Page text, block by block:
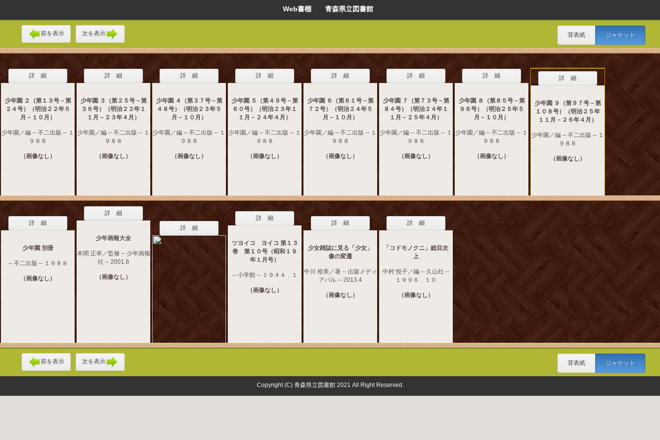
Web書棚 青森県立図書館
前を表示 次を表示 背表紙 ジャケット
詳 細
少年園 ２（第１３号－第
２４号）（明治２２年５
月－１０月）
少年園／編 -- 不二出版 -- １
９８８
（画像なし）
詳 細
少年園 ３（第２５号－第
３６号）（明治２２年１
１月－２３年４月）
少年園／編 -- 不二出版 -- １
９８８
（画像なし）
詳 細
少年園 ４（第３７号－第
４８号）（明治２３年５
月－１０月）
少年園／編 -- 不二出版 -- １
９８８
（画像なし）
詳 細
少年園 ５（第４９号－第
６０号）（明治２３年１
１月－２４年４月）
少年園／編 -- 不二出版 -- １
９８８
（画像なし）
詳 細
少年園 ６（第６１号－第
７２号）（明治２４年５
月－１０月）
少年園／編 -- 不二出版 -- １
９８８
（画像なし）
詳 細
少年園 ７（第７３号－第
８４号）（明治２４年１
１月－２５年４月）
少年園／編 -- 不二出版 -- １
９８８
（画像なし）
詳 細
少年園 ８（第８５号－第
９６号）（明治２５年５
月－１０月）
少年園／編 -- 不二出版 -- １
９８８
（画像なし）
詳 細
少年園 ９（第９７号－第
１０８号）（明治２５年
１１月－２６年４月）
少年園／編 -- 不二出版 -- １
９８８
（画像なし）
詳 細
少年園 別冊
-- 不二出版 -- １９８８
（画像なし）
詳 細
少年画報大全
本間 正幸／監修 -- 少年画報
社 -- 2001.8
（画像なし）
詳 細
詳 細
ツヨイコ ヨイコ 第１３
巻 第１０号（昭和１９
年１月号）
-- 小学館 -- １９４４．１
（画像なし）
詳 細
少女雑誌に見る「少女」
像の変遷
中川 裕美／著 -- 出版メディ
アパル -- 2013.4
（画像なし）
詳 細
「コドモノクニ」総目次
上
中村 悦子／編 -- 久山社 --
１９９６．１０
（画像なし）
前を表示 次を表示 背表紙 ジャケット
Copyright (C) 青森県立図書館 2021 All Right Reserved.